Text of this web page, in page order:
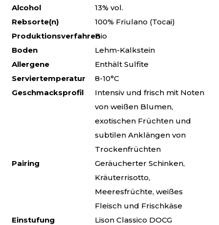
Alcohol
13% vol.
Rebsorte(n)
100% Friulano (Tocai)
ProduktionsverfahrenBio
Boden
Lehm-Kalkstein
Allergene
Enthält Sulfite
Serviertemperatur
8-10°C
Geschmacksprofil
Intensiv und frisch mit Noten
von weißen Blumen,
exotischen Früchten und
subtilen Anklängen von
Trockenfrüchten
Pairing
Geräucherter Schinken,
Kräuterrisotto,
Meeresfrüchte, weißes
Fleisch und Frischkäse
Einstufung
Lison Classico DOCG